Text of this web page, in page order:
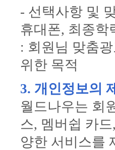
- 선택사항 및
휴대폰, 최종학
: 회원님 맞춤
위한 목적
3. 개인정보의
월드나우는 회
스, 멤버쉽 카
양한 서비스를